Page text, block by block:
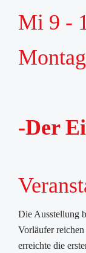
Mi 9 -
-Der
Die Ausstellung
Vorläufer
erreichte die